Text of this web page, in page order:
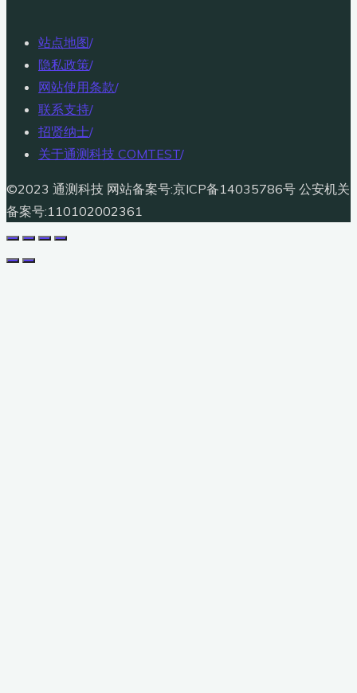
站点地图/
隐私政策/
网站使用条款/
联系支持/
招贤纳士/
关于通测科技 COMTEST/
©2023 通测科技 网站备案号:京ICP备14035786号 公安机关
备案号:110102002361